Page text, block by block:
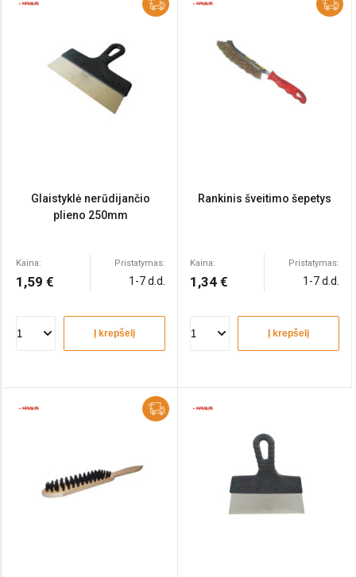
Glaistyklė nerūdijančio
plieno 250mm
Kaina:
1,59 €
Pristatymas:
1-7 d.d.
Į krepšelį
Rankinis šveitimo šepetys
Kaina:
1,34 €
Pristatymas:
1-7 d.d.
Į krepšelį